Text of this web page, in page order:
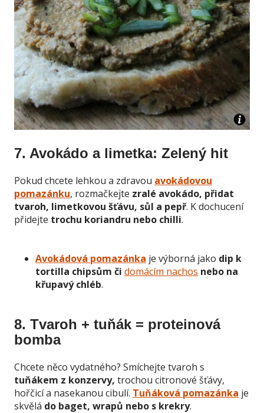
7. Avokádo a limetka: Zelený hit
Pokud chcete lehkou a zdravou avokádovou
pomazánku, rozmačkejte zralé avokádo, přidat
tvaroh, limetkovou šťávu, sůl a pepř. K dochucení
přidejte trochu koriandru nebo chilli.
Avokádová pomazánka je výborná jako dip k
tortilla chipsům či domácím nachos nebo na
křupavý chléb.
8. Tvaroh + tuňák = proteinová
bomba
Chcete něco vydatného? Smíchejte tvaroh s
tuňákem z konzervy, trochou citronové šťávy,
hořčicí a nasekanou cibulí. Tuňáková pomazánka je
skvělá do baget, wrapů nebo s krekry.